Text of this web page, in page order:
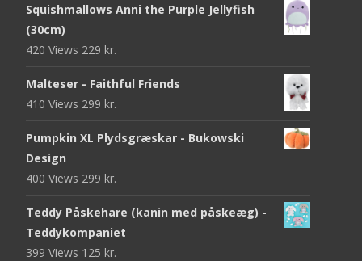
Squishmallows Anni the Purple Jellyfish
(30cm)
420 Views 229 kr.
Malteser - Faithful Friends
410 Views 299 kr.
Pumpkin XL Plydsgræskar - Bukowski
Design
400 Views 299 kr.
Teddy Påskehare (kanin med påskeæg) -
Teddykompaniet
399 Views 125 kr.